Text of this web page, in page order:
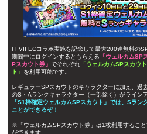
FFVII ECコラボ実施を記念して最大200連無料の
期間中にログインするともらえる 「ウェルカムSP
Pスカウト券」 でそれぞれ 「ウェルカムSPスカウト
ト」 を利用可能です。
レギュラーSPスカウトのキャラクターに加え、過
のS・Aランクキャラクター（一部除く）がライン
「S1枠確定ウェルカムSPスカウト」では、Sラン
ことができるぞ！
※「ウェルカムSPスカウト券」は1枚利用するこ
ができます。